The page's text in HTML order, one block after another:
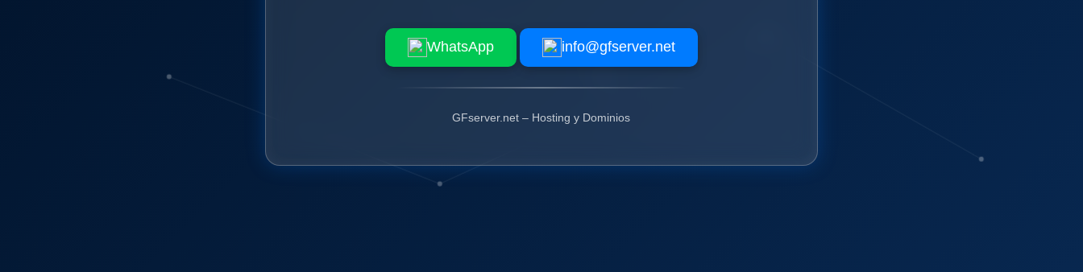
WhatsApp info@gfserver.net
GFserver.net – Hosting y Dominios